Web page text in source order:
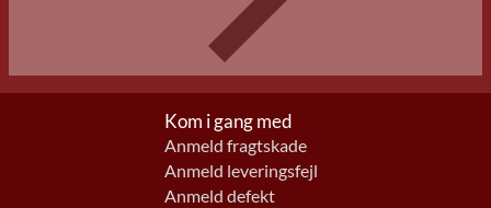
Kom i gang med
Anmeld fragtskade
Anmeld leveringsfejl
Anmeld defekt